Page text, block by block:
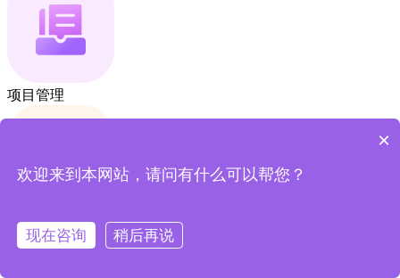
项目管理
合同账款
×
欢迎来到本网站，请问有什么可以帮您？
现在咨询 稍后再说